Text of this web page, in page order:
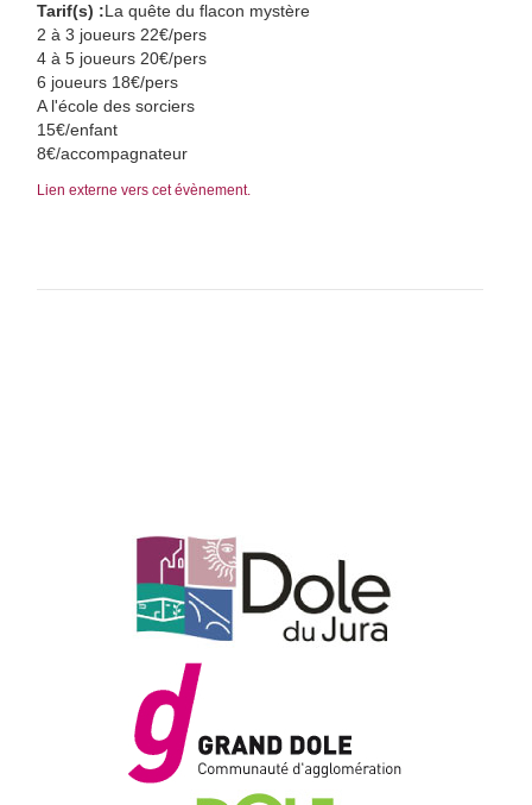
Tarif(s) :La quête du flacon mystère
2 à 3 joueurs 22€/pers
4 à 5 joueurs 20€/pers
6 joueurs 18€/pers
A l'école des sorciers
15€/enfant
8€/accompagnateur
Lien externe vers cet évènement.